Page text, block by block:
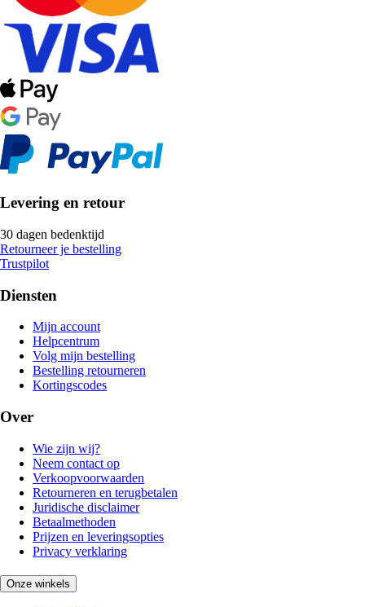
Levering en retour
30 dagen bedenktijd
Retourneer je bestelling
Trustpilot
Diensten
Mijn account
Helpcentrum
Volg mijn bestelling
Bestelling retourneren
Kortingscodes
Over
Wie zijn wij?
Neem contact op
Verkoopvoorwaarden
Retourneren en terugbetalen
Juridische disclaimer
Betaalmethoden
Prijzen en leveringsopties
Privacy verklaring
Onze winkels